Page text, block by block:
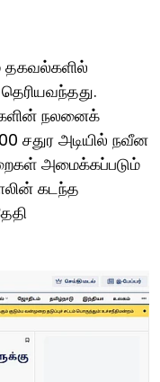
தகவல்களில்
நலனைக்
சதுர அடியில் நவீன
அமைக்கப்படும்
கடந்த